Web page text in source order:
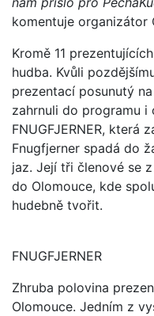
komentuje organizátor
Kromě 11
hudba. Kvůli
prezentací posunutý
zahrnuli do programu i
FNUGFJERNER, která
Fnugfjerner spadá do
jaz. Její tři členové se
do Olomouce, kde
hudebně tvořit.
FNUGFJERNER
Zhruba polovina
Olomouce. Jedním z